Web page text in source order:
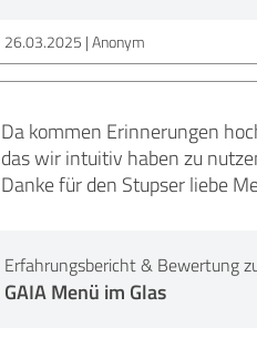
26.03.2025 Anonym
Da kommen Erinnerungen
das wir intuitiv haben zu
Danke für den Stupser liebe
Erfahrungsbericht & Bewertung
GAIA Menü im Glas